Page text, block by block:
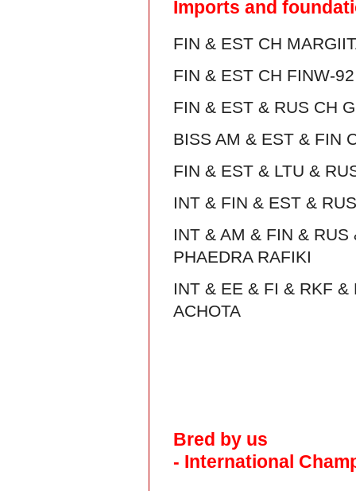
Imports and
FIN & EST CH
FIN & EST CH FINW-
FIN & EST & RUS CH
BISS AM & EST & FIN
FIN & EST & LTU &
INT & FIN & EST &
INT & AM & FIN &
PHAEDRA RAFIKI
INT & EE & FI & RKF
ACHOTA
Bred by us
- International